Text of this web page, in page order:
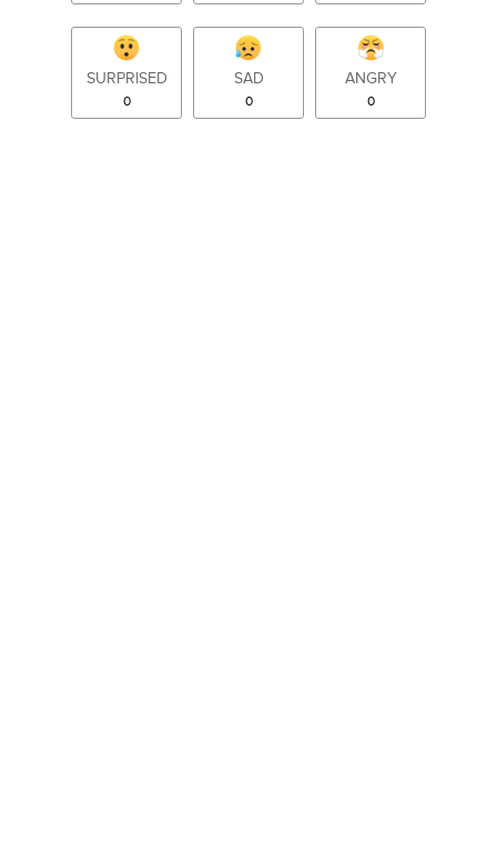
SURPRISED
0
SAD
0
ANGRY
0